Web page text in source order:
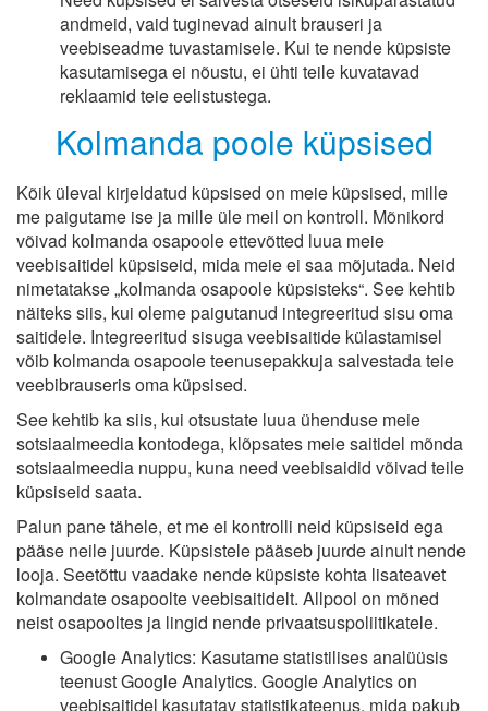
andmeid, vaid tuginevad ainult brauseri ja
veebiseadme tuvastamisele. Kui te nende küpsiste
kasutamisega ei nõustu, ei ühti teile kuvatavad
reklaamid teie eelistustega.
Kolmanda poole küpsised
Kõik üleval kirjeldatud küpsised on meie küpsised, mille
me paigutame ise ja mille üle meil on kontroll. Mõnikord
võivad kolmanda osapoole ettevõtted luua meie
veebisaitidel küpsiseid, mida meie ei saa mõjutada. Neid
nimetatakse „kolmanda osapoole küpsisteks“. See kehtib
näiteks siis, kui oleme paigutanud integreeritud sisu oma
saitidele. Integreeritud sisuga veebisaitide külastamisel
võib kolmanda osapoole teenusepakkuja salvestada teie
veebibrauseris oma küpsised.
See kehtib ka siis, kui otsustate luua ühenduse meie
sotsiaalmeedia kontodega, klõpsates meie saitidel mõnda
sotsiaalmeedia nuppu, kuna need veebisaidid võivad teile
küpsiseid saata.
Palun pane tähele, et me ei kontrolli neid küpsiseid ega
pääse neile juurde. Küpsistele pääseb juurde ainult nende
looja. Seetõttu vaadake nende küpsiste kohta lisateavet
kolmandate osapoolte veebisaitidelt. Allpool on mõned
neist osapooltes ja lingid nende privaatsuspoliitikatele.
Google Analytics: Kasutame statistilises analüüsis
teenust Google Analytics. Google Analytics on
veebisaitidel kasutatav statistikateenus, mida pakub